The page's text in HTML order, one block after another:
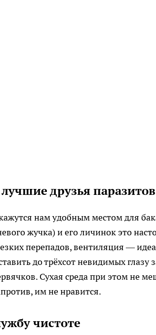
друзья паразитов
нам удобным местом для
жучка) и его личинок это
перепадов, вентиляция —
до трёхсот невидимых
Сухая среда при этом не
им не нравится.
чистоте